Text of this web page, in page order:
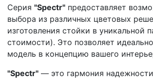
Серия "Spectr" предоставляет
выбора из различных цветовых
изготовления стойки в уникальной
стоимости). Это позволяет
модель в концепцию вашего
"Spectr" — это гармония